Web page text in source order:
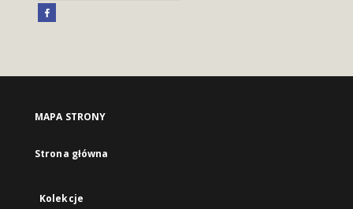
MAPA STRONY
Strona główna
Kolekcje